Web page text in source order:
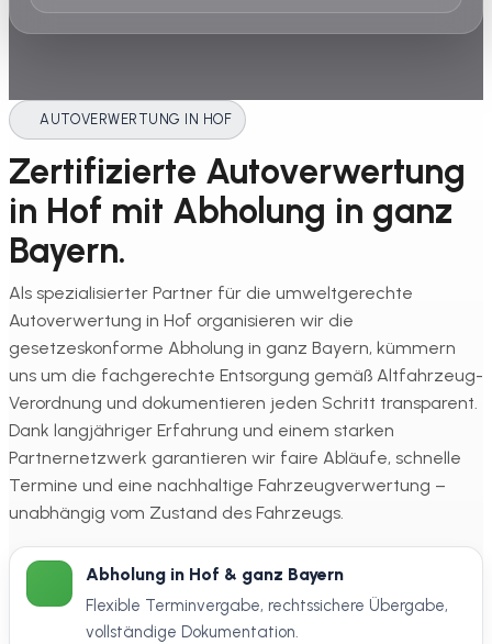
AUTOVERWERTUNG IN HOF
Zertifizierte Autoverwertung
in Hof mit Abholung in ganz
Bayern.
Als spezialisierter Partner für die umweltgerechte
Autoverwertung in Hof organisieren wir die
gesetzeskonforme Abholung in ganz Bayern, kümmern
uns um die fachgerechte Entsorgung gemäß Altfahrzeug-
Verordnung und dokumentieren jeden Schritt transparent.
Dank langjähriger Erfahrung und einem starken
Partnernetzwerk garantieren wir faire Abläufe, schnelle
Termine und eine nachhaltige Fahrzeugverwertung –
unabhängig vom Zustand des Fahrzeugs.
Abholung in Hof & ganz Bayern
Flexible Terminvergabe, rechtssichere Übergabe,
vollständige Dokumentation.